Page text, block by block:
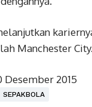
Manchester City.
Desember 2015
SEPAKBOLA